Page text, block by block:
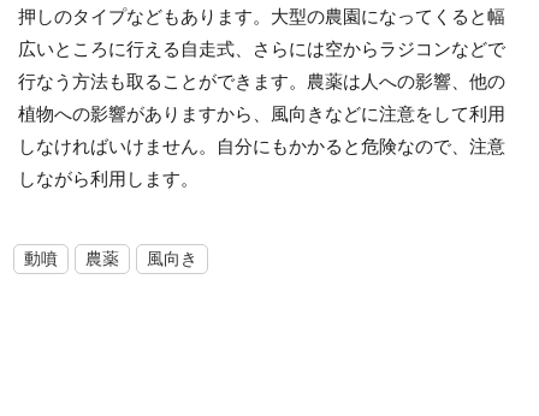
押しのタイプなどもあります。大型の農園になってくると幅
広いところに行える自走式、さらには空からラジコンなどで
行なう方法も取ることができます。農薬は人への影響、他の
植物への影響がありますから、風向きなどに注意をして利用
しなければいけません。自分にもかかると危険なので、注意
しながら利用します。
動噴 農薬 風向き